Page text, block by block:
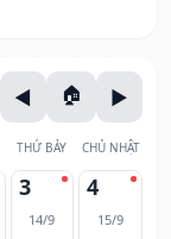
THỨ BẢY CHỦ NHẬT
3
14/9
4
15/9